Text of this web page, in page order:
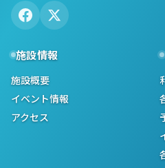
施設情報
施設概要
イベント情報
アクセス